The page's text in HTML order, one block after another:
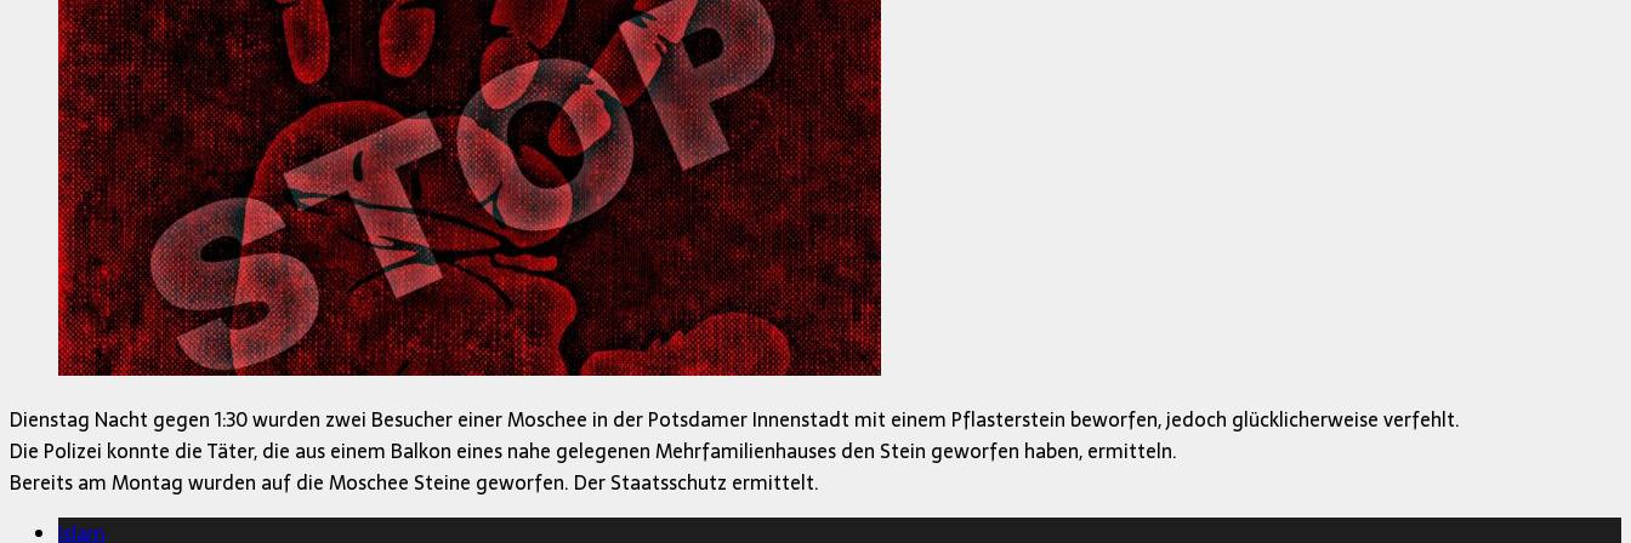
Dienstag Nacht gegen 1:30 wurden zwei Besucher einer Moschee in der Potsdamer Innenstadt mit einem Pflasterstein beworfen, jedoch glücklicherweise verfehlt.
Die Polizei konnte die Täter, die aus einem Balkon eines nahe gelegenen Mehrfamilienhauses den Stein geworfen haben, ermitteln.
Bereits am Montag wurden auf die Moschee Steine geworfen. Der Staatsschutz ermittelt.
Islam